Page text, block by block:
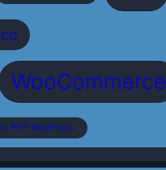
WooCommerce
PHP WordPress